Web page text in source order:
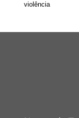
violência